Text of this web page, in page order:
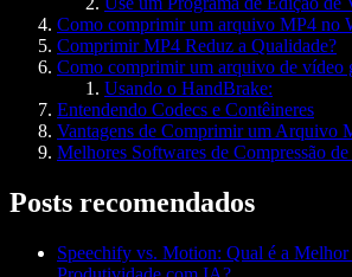
Como comprimir um arquivo MP4 no
Comprimir MP4 Reduz a Qualidade?
Como comprimir um arquivo de vídeo
Usando o HandBrake:
Entendendo Codecs e Contêineres
Vantagens de Comprimir um Arquivo
Melhores Softwares de Compressão
Posts recomendados
Speechify vs. Motion: Qual é a Melhor